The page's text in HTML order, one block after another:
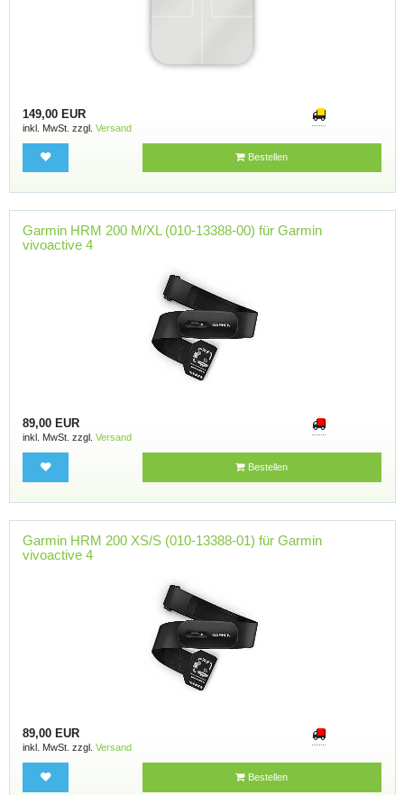
149,00 EUR
inkl. MwSt. zzgl. Versand
Bestellen
Garmin HRM 200 M/XL (010-13388-00) für Garmin
vivoactive 4
89,00 EUR
inkl. MwSt. zzgl. Versand
Bestellen
Garmin HRM 200 XS/S (010-13388-01) für Garmin
vivoactive 4
89,00 EUR
inkl. MwSt. zzgl. Versand
Bestellen